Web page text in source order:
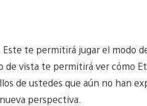
te permitirá jugar el modo
vista te permitirá ver cómo
de ustedes que aún no han
perspectiva.